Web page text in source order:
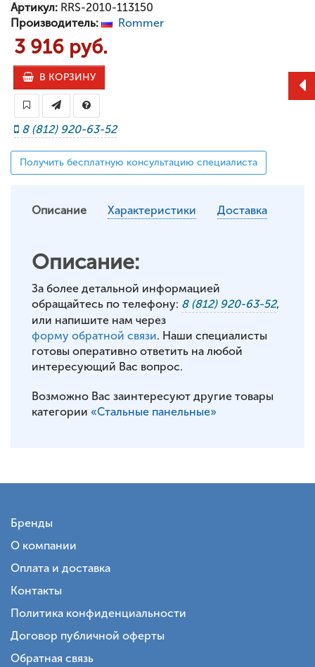
Артикул: RRS-2010-113150
Производитель:
Rommer
3 916 руб.
В КОРЗИНУ
8 (812) 920-63-52
Получить бесплатную консультацию специалиста
Описание Характеристики Доставка
Описание:
За более детальной информацией
обращайтесь по телефону: 8 (812) 920-63-52,
или напишите нам через
форму обратной связи. Наши специалисты
готовы оперативно ответить на любой
интересующий Вас вопрос.
Возможно Вас заинтересуют другие товары
категории «Стальные панельные»
Бренды
О компании
Оплата и доставка
Контакты
Политика конфиденциальности
Договор публичной оферты
Обратная связь